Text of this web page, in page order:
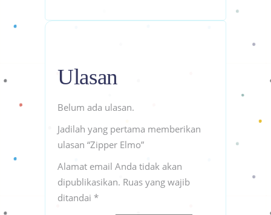
Ulasan
Belum ada ulasan.
Jadilah yang pertama memberikan
ulasan “Zipper Elmo”
Alamat email Anda tidak akan
dipublikasikan. Ruas yang wajib
ditandai *